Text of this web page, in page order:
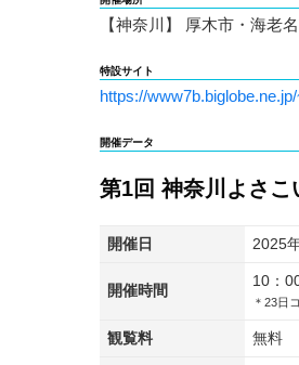
【神奈川】 厚木市・海
特設サイト
https://
開催データ
第1回 神奈川よさこ
開催日 2025
開催時間
10：
＊23日
観覧料 無料